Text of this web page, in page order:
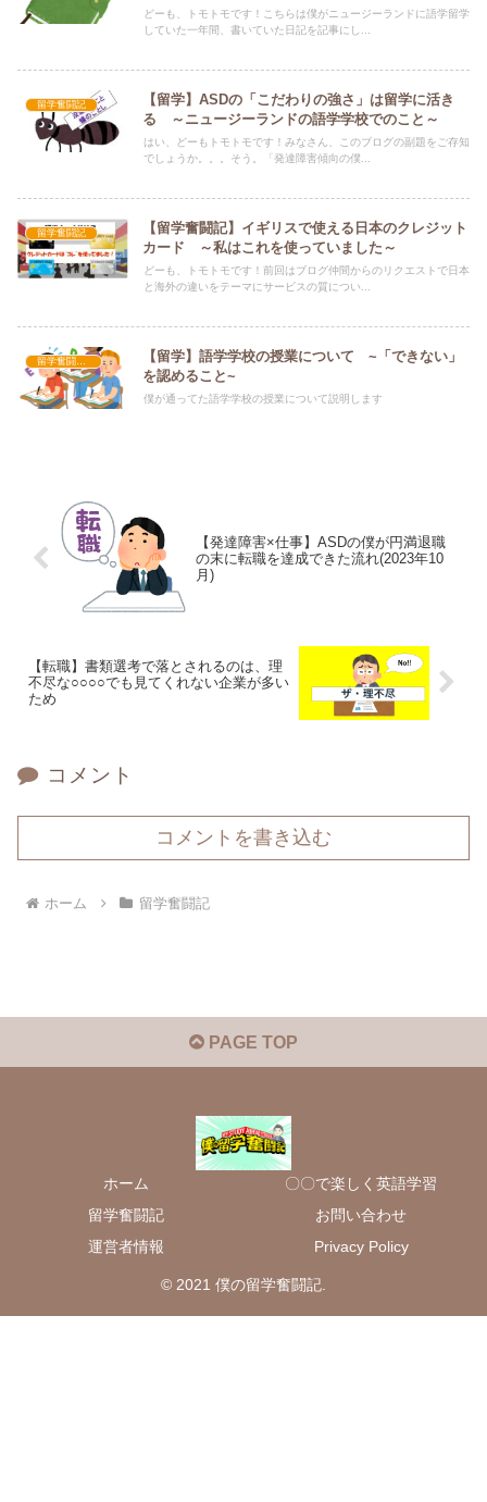
どーも、トモトモです！こちらは僕がニュージーランドに語学留学
していた一年間、書いていた日記を記事にし...
留学奮闘記
【留学】ASDの「こだわりの強さ」は留学に活き
る ～ニュージーランドの語学学校でのこと～
はい、どーもトモトモです！みなさん、このブログの副題をご存知
でしょうか。。。そう。「発達障害傾向の僕...
留学奮闘記
【留学奮闘記】イギリスで使える日本のクレジット
カード ～私はこれを使っていました～
どーも、トモトモです！前回はブログ仲間からのリクエストで日本
と海外の違いをテーマにサービスの質につい...
【留学】語学学校の授業について ~「できない」
を認めること~
僕が通ってた語学学校の授業について説明します
【発達障害×仕事】ASDの僕が円満退職
の末に転職を達成できた流れ(2023年10
月)
【転職】書類選考で落とされるのは、理
不尽な○○○○でも見てくれない企業が多い
ため
コメント
コメントを書き込む
ホーム 留学奮闘記
PAGE TOP
ホーム
〇〇で楽しく英語学習
留学奮闘記
お問い合わせ
運営者情報
Privacy Policy
© 2021 僕の留学奮闘記.